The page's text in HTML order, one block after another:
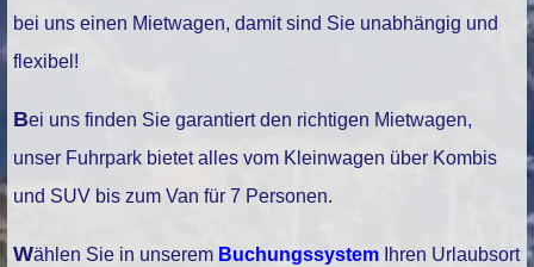
bei uns einen Mietwagen, damit sind Sie unabhängig und
flexibel!
Bei uns finden Sie garantiert den richtigen Mietwagen,
unser Fuhrpark bietet alles vom Kleinwagen über Kombis
und SUV bis zum Van für 7 Personen.
Wählen Sie in unserem Buchungssystem Ihren Urlaubsort